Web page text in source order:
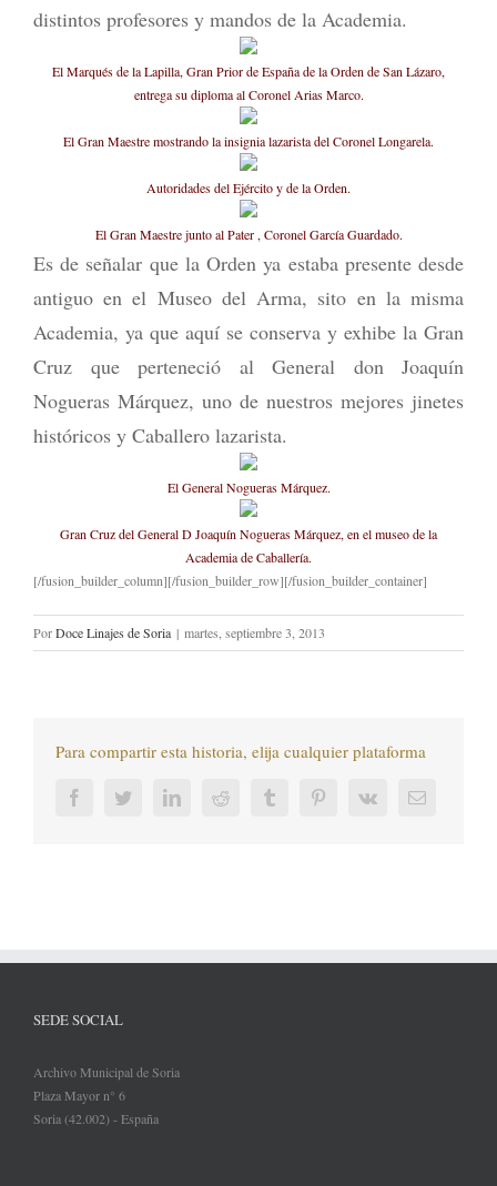
distintos profesores y mandos de la Academia.
El Marqués de la Lapilla, Gran Prior de España de la Orden de San Lázaro,
entrega su diploma al Coronel Arias Marco.
El Gran Maestre mostrando la insignia lazarista del Coronel Longarela.
Autoridades del Ejército y de la Orden.
El Gran Maestre junto al Pater , Coronel García Guardado.
Es de señalar que la Orden ya estaba presente desde
antiguo en el Museo del Arma, sito en la misma
Academia, ya que aquí se conserva y exhibe la Gran
Cruz que perteneció al General don Joaquín
Nogueras Márquez, uno de nuestros mejores jinetes
históricos y Caballero lazarista.
El General Nogueras Márquez.
Gran Cruz del General D Joaquín Nogueras Márquez, en el museo de la
Academia de Caballería.
[/fusion_builder_column][/fusion_builder_row][/fusion_builder_container]
PorDoce Linajes de Soria | martes, septiembre 3, 2013
Para compartir esta historia, elija cualquier plataforma
FacebookTwitterLinkedInReddit Tumblr PinterestVk
Correo
SEDE SOCIAL
Archivo Municipal de Soria
Plaza Mayor n° 6
Soria (42.002) - España